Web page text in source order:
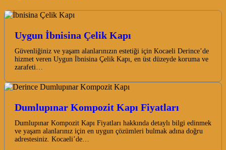
Uygun İbnisina Çelik Kapı
Güvenliğiniz ve yaşam alanlarınızın estetiği için Kocaeli Derince’de
hizmet veren Uygun İbnisina Çelik Kapı, en üst düzeyde koruma ve
zarafeti…
Dumlupınar Kompozit Kapı Fiyatları
Dumlupınar Kompozit Kapı Fiyatları hakkında detaylı bilgi edinmek
ve yaşam alanlarınız için en uygun çözümleri bulmak adına doğru
adrestesiniz. Kocaeli’de…